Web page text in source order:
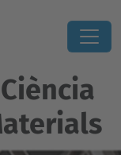
Ciència